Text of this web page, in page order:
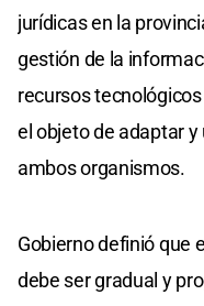
jurídicas en la
gestión de la
recursos
el objeto de adaptar
ambos organismos.
Gobierno definió que
debe ser gradual y